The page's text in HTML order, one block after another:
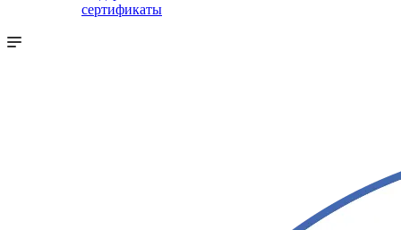
сертификаты